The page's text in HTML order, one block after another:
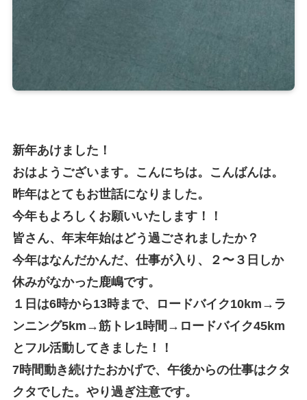
新年あけました！
おはようございます。こんにちは。こんばんは。
昨年はとてもお世話になりました。
今年もよろしくお願いいたします！！
皆さん、年末年始はどう過ごされましたか？
今年はなんだかんだ、仕事が入り、２〜３日しか
休みがなかった鹿嶋です。
１日は6時から13時まで、ロードバイク10km→ラ
ンニング5km→筋トレ1時間→ロードバイク45km
とフル活動してきました！！
7時間動き続けたおかげで、午後からの仕事はクタ
クタでした。やり過ぎ注意です。